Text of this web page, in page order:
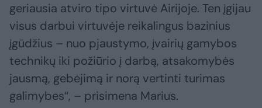
geriausia atviro tipo virtuvė Airijoje. Ten įgijau
visus darbui virtuvėje reikalingus bazinius
įgūdžius – nuo pjaustymo, įvairių gamybos
technikų iki požiūrio į darbą, atsakomybės
jausmą, gebėjimą ir norą vertinti turimas
galimybes“, – prisimena Marius.